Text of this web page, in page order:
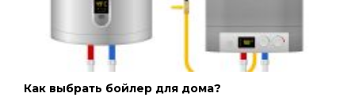
Как выбрать бойлер для дома?